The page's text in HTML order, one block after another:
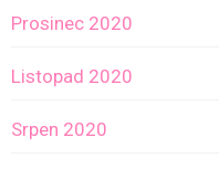
Prosinec 2020
Listopad 2020
Srpen 2020